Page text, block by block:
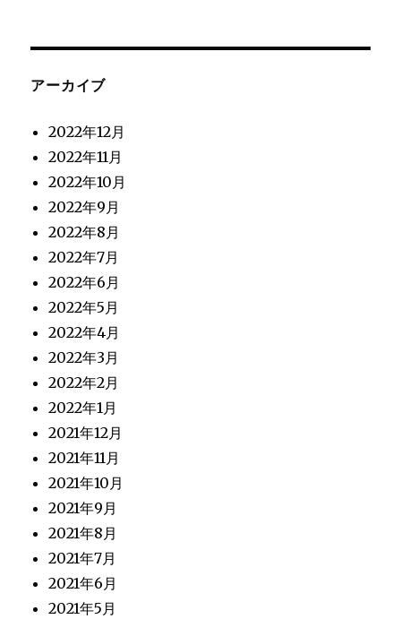
アーカイブ
2022年12月
2022年11月
2022年10月
2022年9月
2022年8月
2022年7月
2022年6月
2022年5月
2022年4月
2022年3月
2022年2月
2022年1月
2021年12月
2021年11月
2021年10月
2021年9月
2021年8月
2021年7月
2021年6月
2021年5月